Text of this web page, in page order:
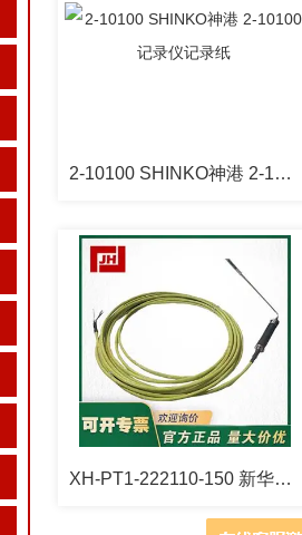
2-10100 SHINKO神港 2-10100记录仪记录纸
XH-PT1-222110-150 新华灭菌柜JUMO温度探头